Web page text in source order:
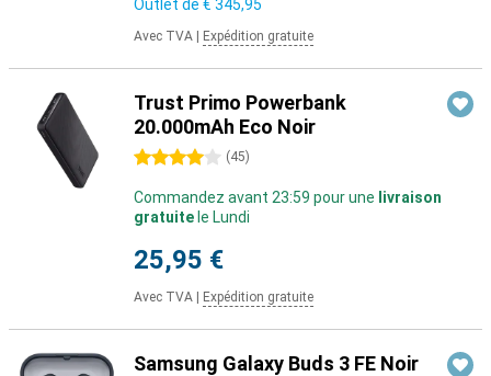
Outlet de € 345,95
Avec TVA Expédition gratuite
Trust Primo Powerbank
20.000mAh Eco Noir
4 étoiles (45)
Commandez avant 23:59 pour une livraison
gratuite le Lundi
25,95 €
Avec TVA Expédition gratuite
Samsung Galaxy Buds 3 FE Noir